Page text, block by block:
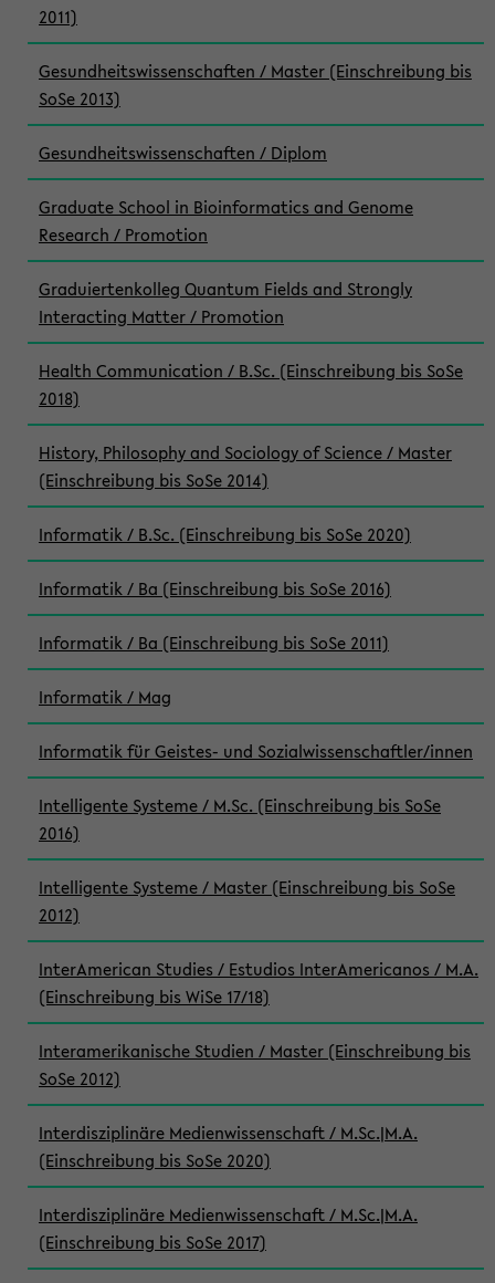
2011)
Gesundheitswissenschaften / Master (Einschreibung bis
SoSe 2013)
Gesundheitswissenschaften / Diplom
Graduate School in Bioinformatics and Genome
Research / Promotion
Graduiertenkolleg Quantum Fields and Strongly
Interacting Matter / Promotion
Health Communication / B.Sc. (Einschreibung bis SoSe
2018)
History, Philosophy and Sociology of Science / Master
(Einschreibung bis SoSe 2014)
Informatik / B.Sc. (Einschreibung bis SoSe 2020)
Informatik / Ba (Einschreibung bis SoSe 2016)
Informatik / Ba (Einschreibung bis SoSe 2011)
Informatik / Mag
Informatik für Geistes- und Sozialwissenschaftler/innen
Intelligente Systeme / M.Sc. (Einschreibung bis SoSe
2016)
Intelligente Systeme / Master (Einschreibung bis SoSe
2012)
InterAmerican Studies / Estudios InterAmericanos / M.A.
(Einschreibung bis WiSe 17/18)
Interamerikanische Studien / Master (Einschreibung bis
SoSe 2012)
Interdisziplinäre Medienwissenschaft / M.Sc.|M.A.
(Einschreibung bis SoSe 2020)
Interdisziplinäre Medienwissenschaft / M.Sc.|M.A.
(Einschreibung bis SoSe 2017)